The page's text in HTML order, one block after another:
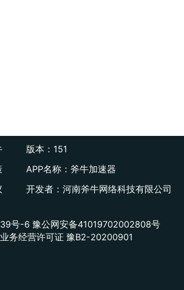
版本：151
APP名称：斧牛加速器
开发者：河南斧牛网络科技有限公司
号-6 豫公网安备41019702002808号
务经营许可证 豫B2-20200901